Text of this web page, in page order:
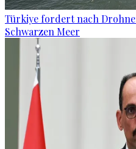
Türkiye fordert nach
Schwarzen Meer